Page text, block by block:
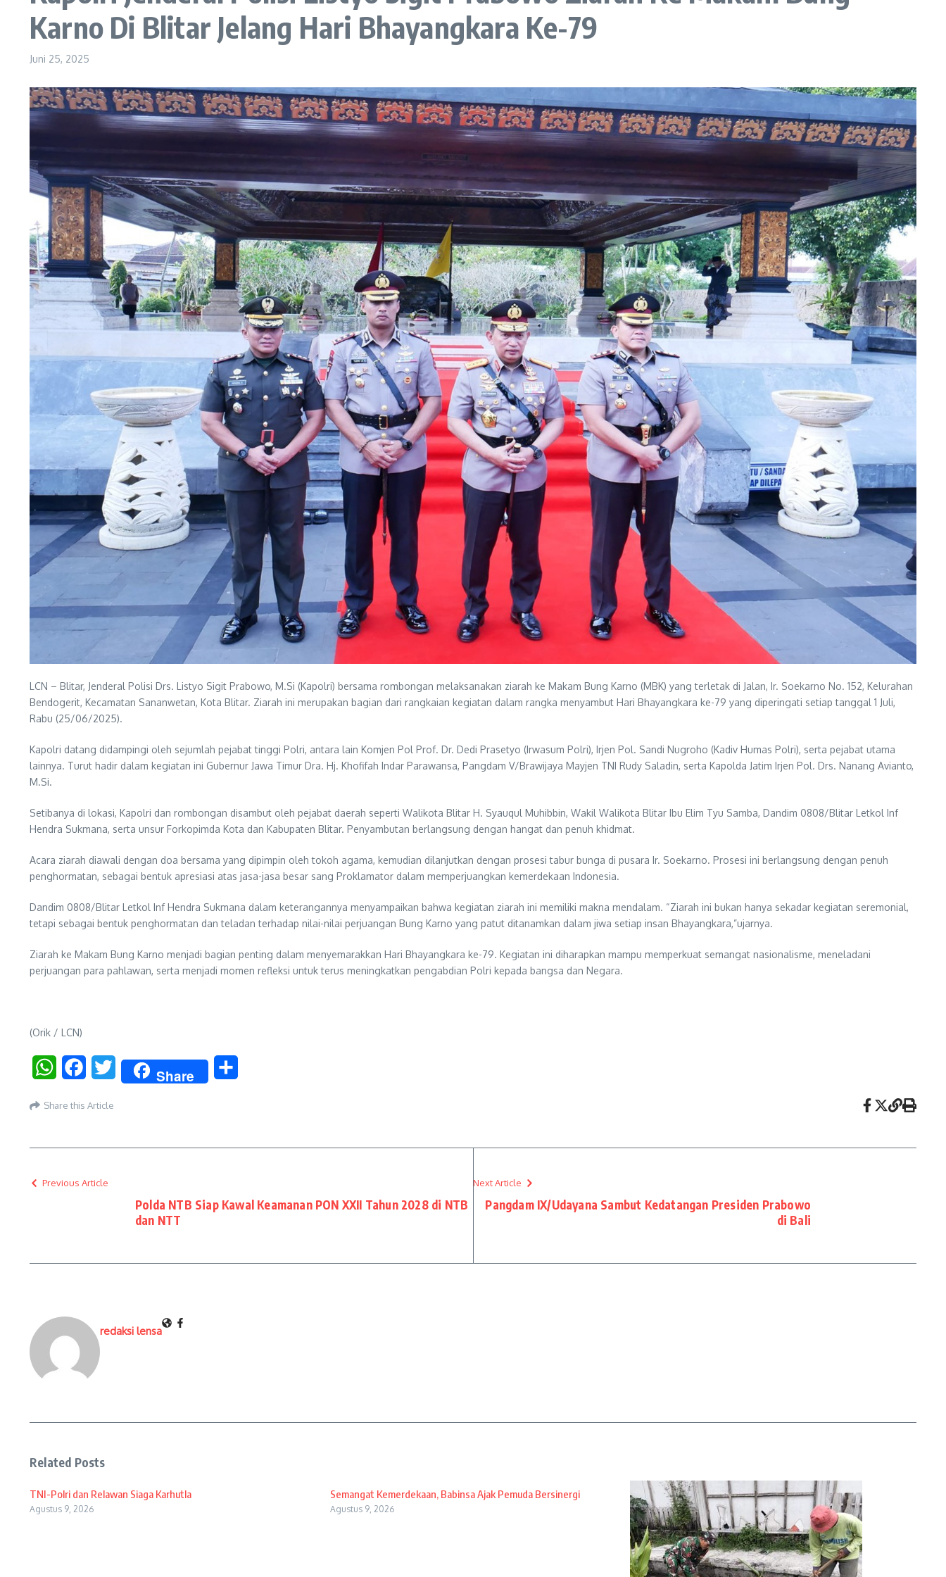
Karno Di Blitar Jelang Hari Bhayangkara Ke-79
Juni 25, 2025
LCN – Blitar, Jenderal Polisi Drs. Listyo Sigit Prabowo, M.Si (Kapolri) bersama rombongan melaksanakan ziarah ke Makam Bung Karno (MBK) yang terletak di Jalan, Ir. Soekarno No. 152, Kelurahan
Bendogerit, Kecamatan Sananwetan, Kota Blitar. Ziarah ini merupakan bagian dari rangkaian kegiatan dalam rangka menyambut Hari Bhayangkara ke-79 yang diperingati setiap tanggal 1 Juli,
Rabu (25/06/2025).
Kapolri datang didampingi oleh sejumlah pejabat tinggi Polri, antara lain Komjen Pol Prof. Dr. Dedi Prasetyo (Irwasum Polri), Irjen Pol. Sandi Nugroho (Kadiv Humas Polri), serta pejabat utama
lainnya. Turut hadir dalam kegiatan ini Gubernur Jawa Timur Dra. Hj. Khofifah Indar Parawansa, Pangdam V/Brawijaya Mayjen TNI Rudy Saladin, serta Kapolda Jatim Irjen Pol. Drs. Nanang Avianto,
M.Si.
Setibanya di lokasi, Kapolri dan rombongan disambut oleh pejabat daerah seperti Walikota Blitar H. Syauqul Muhibbin, Wakil Walikota Blitar Ibu Elim Tyu Samba, Dandim 0808/Blitar Letkol Inf
Hendra Sukmana, serta unsur Forkopimda Kota dan Kabupaten Blitar. Penyambutan berlangsung dengan hangat dan penuh khidmat.
Acara ziarah diawali dengan doa bersama yang dipimpin oleh tokoh agama, kemudian dilanjutkan dengan prosesi tabur bunga di pusara Ir. Soekarno. Prosesi ini berlangsung dengan penuh
penghormatan, sebagai bentuk apresiasi atas jasa-jasa besar sang Proklamator dalam memperjuangkan kemerdekaan Indonesia.
Dandim 0808/Blitar Letkol Inf Hendra Sukmana dalam keterangannya menyampaikan bahwa kegiatan ziarah ini memiliki makna mendalam. “Ziarah ini bukan hanya sekadar kegiatan seremonial,
tetapi sebagai bentuk penghormatan dan teladan terhadap nilai-nilai perjuangan Bung Karno yang patut ditanamkan dalam jiwa setiap insan Bhayangkara,”ujarnya.
Ziarah ke Makam Bung Karno menjadi bagian penting dalam menyemarakkan Hari Bhayangkara ke-79. Kegiatan ini diharapkan mampu memperkuat semangat nasionalisme, meneladani
perjuangan para pahlawan, serta menjadi momen refleksi untuk terus meningkatkan pengabdian Polri kepada bangsa dan Negara.
(Orik / LCN)
WhatsAppFacebookTwitter Share
Share this Article
Previous Article
Polda NTB Siap Kawal Keamanan PON XXII Tahun 2028 di NTB
dan NTT
Next Article
Pangdam IX/Udayana Sambut Kedatangan Presiden Prabowo
di Bali
redaksi lensa
Related Posts
TNI-Polri dan Relawan Siaga Karhutla
Agustus 9, 2026
Semangat Kemerdekaan, Babinsa Ajak Pemuda Bersinergi
Agustus 9, 2026